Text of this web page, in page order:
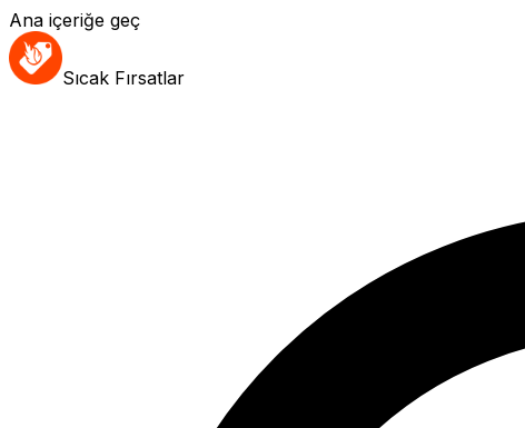
Ana içeriğe geç
Sıcak Fırsatlar